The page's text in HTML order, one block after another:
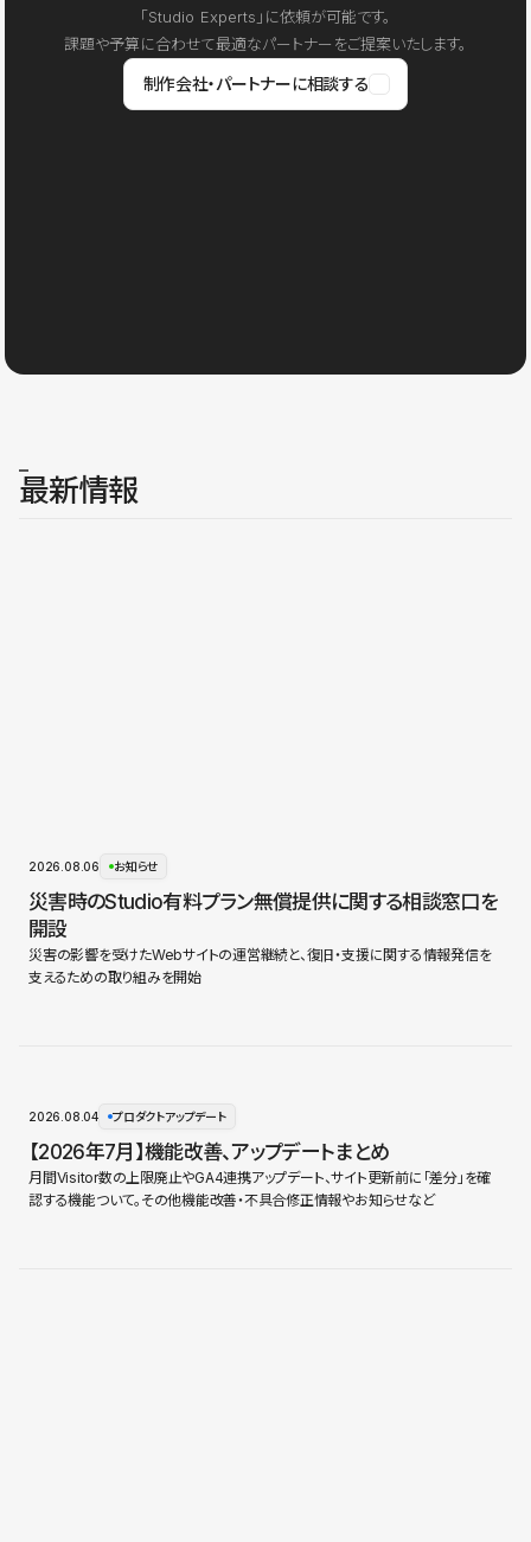
「Studio Experts」に依頼が可能です。
課題や予算に合わせて最適なパートナーをご提案いたします。
制作会社・パートナーに相談する
最新情報
2026.08.06 お知らせ
災害時のStudio有料プラン無償提供に関する相談窓口を
開設
災害の影響を受けたWebサイトの運営継続と、復旧・支援に関する情報発信を
支えるための取り組みを開始
2026.08.04 プロダクトアップデート
【2026年7月】機能改善、アップデートまとめ
月間Visitor数の上限廃止やGA4連携アップデート、サイト更新前に「差分」を確
認する機能ついて。その他機能改善・不具合修正情報やお知らせなど